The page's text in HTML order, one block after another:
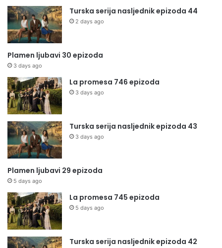
Turska serija nasljednik epizoda 44
2 days ago
Plamen ljubavi 30 epizoda
3 days ago
La promesa 746 epizoda
3 days ago
Turska serija nasljednik epizoda 43
3 days ago
Plamen ljubavi 29 epizoda
5 days ago
La promesa 745 epizoda
5 days ago
Turska serija nasljednik epizoda 42